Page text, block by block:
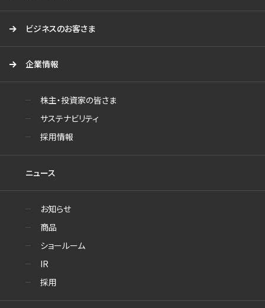
ビジネスのお客さま
企業情報
株主・投資家の皆さま
サステナビリティ
採用情報
ニュース
お知らせ
商品
ショールーム
IR
採用